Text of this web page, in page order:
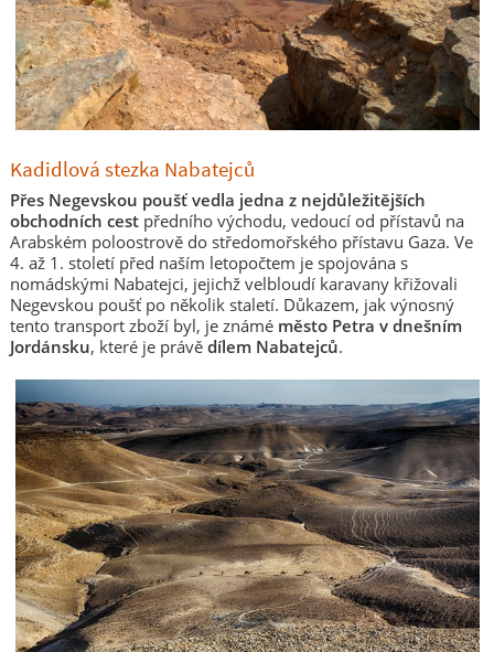
Kadidlová stezka Nabatejců
Přes Negevskou poušť vedla jedna z nejdůležitějších
obchodních cest předního východu, vedoucí od přístavů na
Arabském poloostrově do středomořského přístavu Gaza. Ve
4. až 1. století před naším letopočtem je spojována s
nomádskými Nabatejci, jejichž velbloudí karavany křižovali
Negevskou poušť po několik staletí. Důkazem, jak výnosný
tento transport zboží byl, je známé město Petra v dnešním
Jordánsku, které je právě dílem Nabatejců.